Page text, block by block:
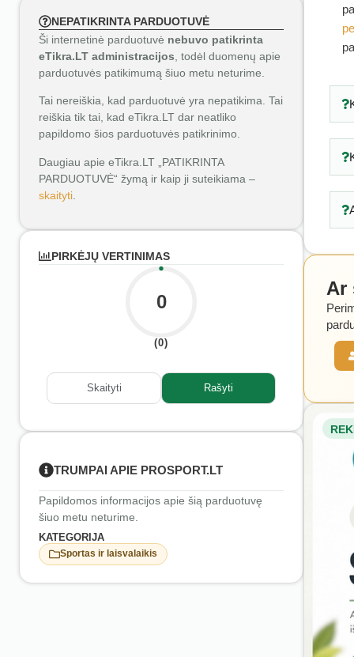
NEPATIKRINTA PARDUOTUVĖ
Ši internetinė parduotuvė nebuvo patikrinta
eTikra.LT administracijos , todėl duomenų apie
parduotuvės patikimumą šiuo metu neturime.
Tai nereiškia, kad parduotuvė yra nepatikima. Tai
reiškia tik tai, kad eTikra.LT dar neatliko
papildomo šios parduotuvės patikrinimo.
Daugiau apie eTikra.LT „PATIKRINTA
PARDUOTUVĖ“ žymą ir kaip ji suteikiama –
skaityti
PIRKĖJŲ VERTINIMAS
0
(0)
Skaityti Rašyti
TRUMPAI APIE PROSPORT.LT
Papildomos informacijos apie šią parduotuvę
šiuo metu neturime.
KATEGORIJA
Sportas ir laisvalaikis
Ar